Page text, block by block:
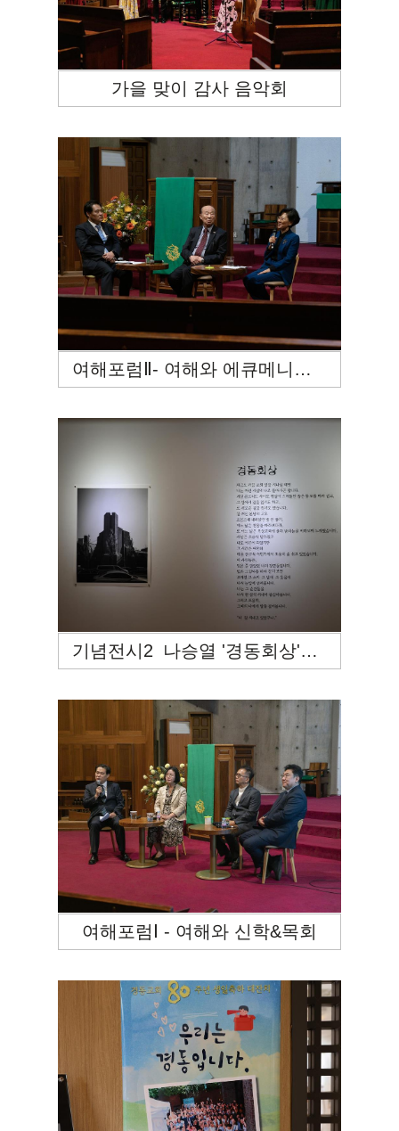
가을 맞이 감사 음악회
여해포럼Ⅱ- 여해와 에큐메니칼 운동
기념전시2_나승열 '경동회상'京東回想'
여해포럼Ⅰ - 여해와 신학&목회